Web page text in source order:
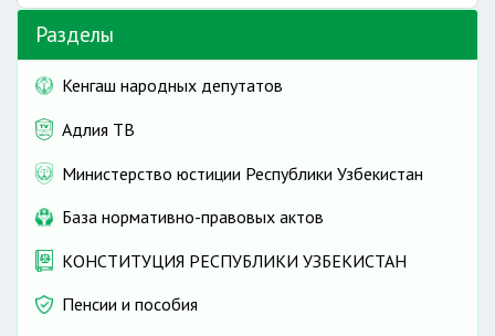
Что такое кредит
При вынесении решения суда о взыскании
задолженности по кредиту прекращается
начисление процентов и неустойки
Ипотечный кредит
Льготный ипотечный кредит для женщин
Онлайн подача заявления на получение
Образовательный кредит для обучения на
курсах в сфере ИКТ
Жизненные примеры
Разделы
Кенгаш народных депутатов
Адлия ТВ
Министерство юстиции Республики Узбекистан
База нормативно-правовых актов
КОНСТИТУЦИЯ РЕСПУБЛИКИ УЗБЕКИСТАН
Пенсии и пособия